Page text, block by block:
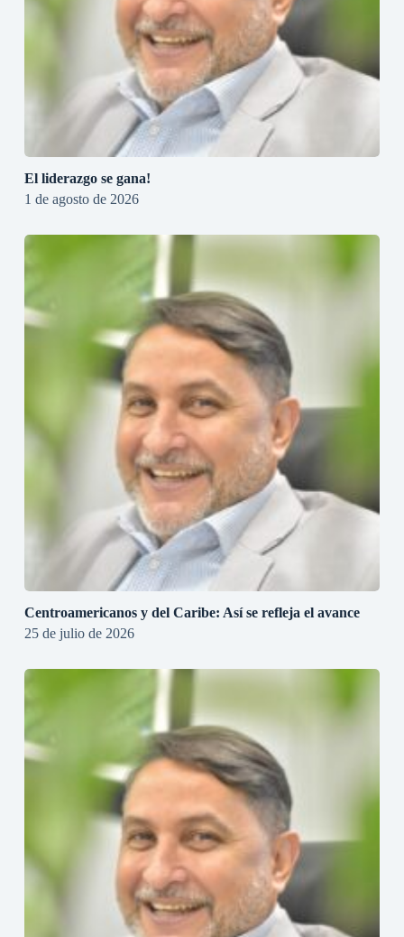
El liderazgo se gana!
1 de agosto de 2026
Centroamericanos y del Caribe: Así se refleja el avance
25 de julio de 2026